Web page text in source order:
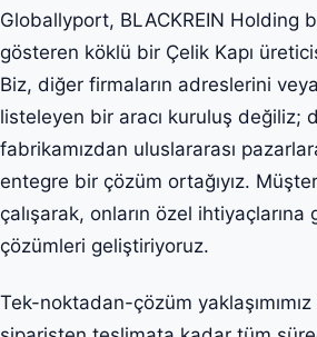
Globallyport, BLACKREIN Holding
gösteren köklü bir Çelik Kapı
Biz, diğer firmaların adreslerini
listeleyen bir aracı kuruluş değiliz;
fabrikamızdan uluslararası
entegre bir çözüm ortağıyız.
çalışarak, onların özel ihtiyaçlarına
çözümleri geliştiriyoruz.
Tek-noktadan-çözüm